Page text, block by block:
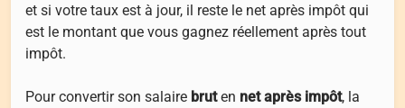
et si votre taux est à jour, il reste le net après impôt qui
est le montant que vous gagnez réellement après tout
impôt.
Pour convertir son salaire bruten net après impôt, la